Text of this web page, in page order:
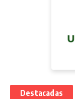
Destacadas